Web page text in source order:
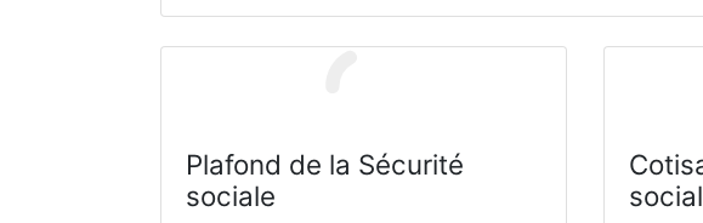
Plafond de la Sécurité
sociale